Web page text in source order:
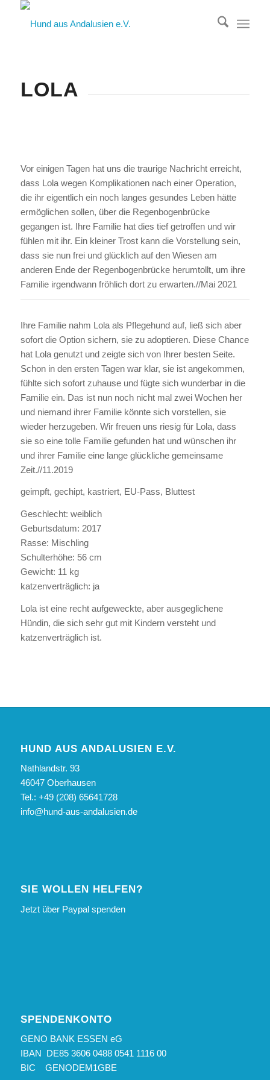
LOLA
Vor einigen Tagen hat uns die traurige Nachricht erreicht,
dass Lola wegen Komplikationen nach einer Operation,
die ihr eigentlich ein noch langes gesundes Leben hätte
ermöglichen sollen, über die Regenbogenbrücke
gegangen ist. Ihre Familie hat dies tief getroffen und wir
fühlen mit ihr. Ein kleiner Trost kann die Vorstellung sein,
dass sie nun frei und glücklich auf den Wiesen am
anderen Ende der Regenbogenbrücke herumtollt, um ihre
Familie irgendwann fröhlich dort zu erwarten.//Mai 2021
Ihre Familie nahm Lola als Pflegehund auf, ließ sich aber
sofort die Option sichern, sie zu adoptieren. Diese Chance
hat Lola genutzt und zeigte sich von Ihrer besten Seite.
Schon in den ersten Tagen war klar, sie ist angekommen,
fühlte sich sofort zuhause und fügte sich wunderbar in die
Familie ein. Das ist nun noch nicht mal zwei Wochen her
und niemand ihrer Familie könnte sich vorstellen, sie
wieder herzugeben. Wir freuen uns riesig für Lola, dass
sie so eine tolle Familie gefunden hat und wünschen ihr
und ihrer Familie eine lange glückliche gemeinsame
Zeit.//11.2019
geimpft, gechipt, kastriert, EU-Pass, Bluttest
Geschlecht: weiblich
Geburtsdatum: 2017
Rasse: Mischling
Schulterhöhe: 56 cm
Gewicht: 11 kg
katzenverträglich: ja
Lola ist eine recht aufgeweckte, aber ausgeglichene
Hündin, die sich sehr gut mit Kindern versteht und
katzenverträglich ist.
HUND AUS ANDALUSIEN E.V.
Nathlandstr. 93
46047 Oberhausen
Tel.: +49 (208) 65641728
info@hund-aus-andalusien.de
SIE WOLLEN HELFEN?
Jetzt über Paypal spenden
SPENDENKONTO
GENO BANK ESSEN eG
IBAN DE85 3606 0488 0541 1116 00
BIC GENODEM1GBE